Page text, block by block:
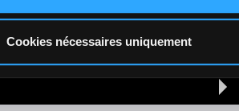
Cookies nécessaires uniquement
horses